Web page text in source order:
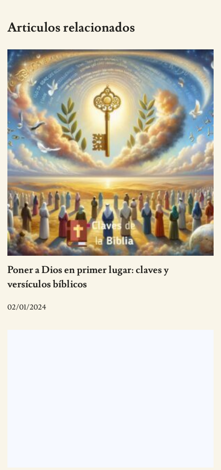
Articulos relacionados
Poner a Dios en primer lugar: claves y
versículos bíblicos
02/01/2024